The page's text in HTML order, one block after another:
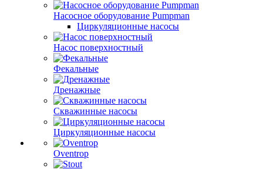
Насосное оборудование Pumpman
Циркуляционные насосы
Насос поверхностный
Фекальные
Дренажные
Скважинные насосы
Циркуляционные насосы
Oventrop